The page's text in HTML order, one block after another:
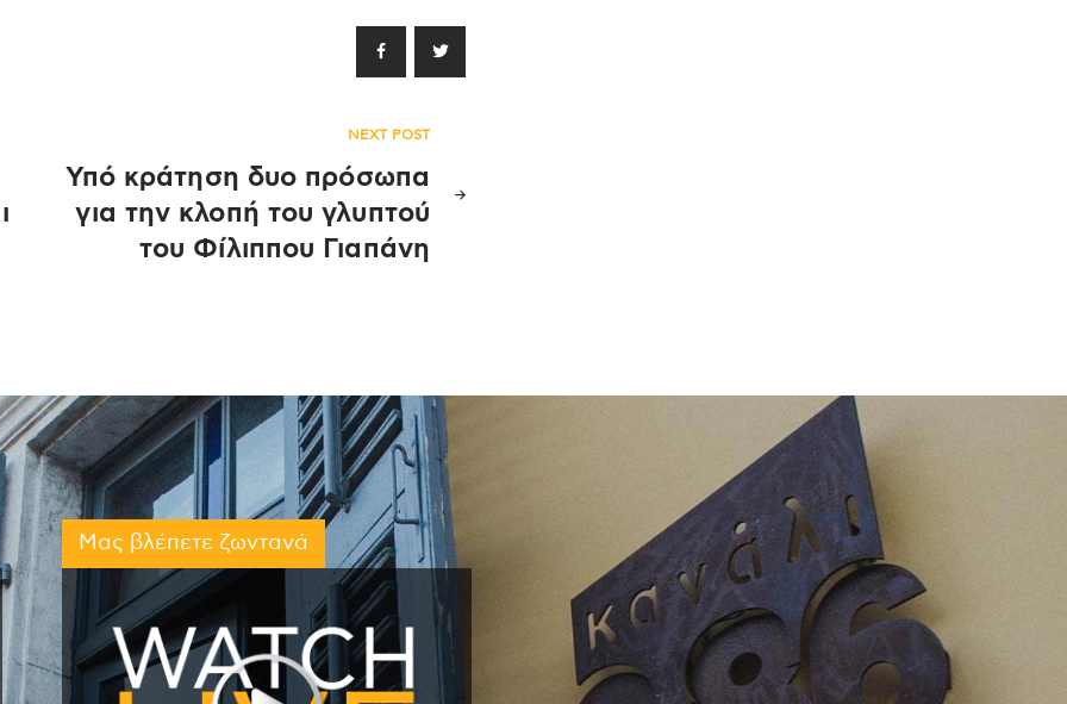
NEXT POST
Υπό κράτηση δυο πρόσωπα
για την κλοπή του γλυπτού
του Φίλιππου Γιαπάνη
Μας βλέπετε ζωντανά